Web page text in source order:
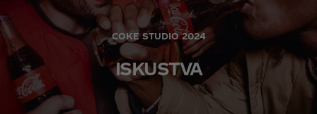
COKE STUDIO 2024
ISKUSTVA